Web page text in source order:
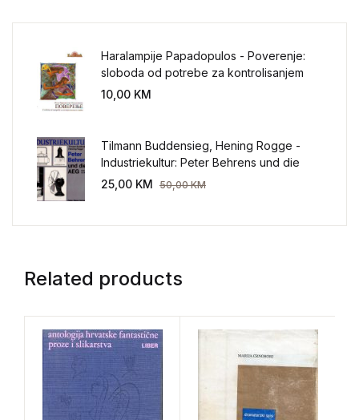
Haralampije Papadopulos - Poverenje:
sloboda od potrebe za kontrolisanjem
sveta
10,00 KM
Tilmann Buddensieg, Hening Rogge -
Industriekultur: Peter Behrens und die
AEG 1907-1914.
25,00 KM 50,00KM
Related products